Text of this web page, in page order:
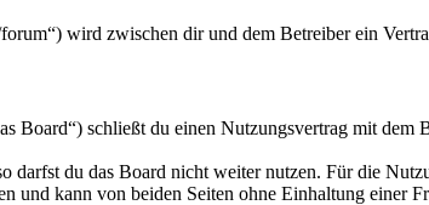
wird zwischen dir und dem Betreiber ein
Board“) schließt du einen Nutzungsvertrag mit dem
darfst du das Board nicht weiter nutzen. Für die
und kann von beiden Seiten ohne Einhaltung einer